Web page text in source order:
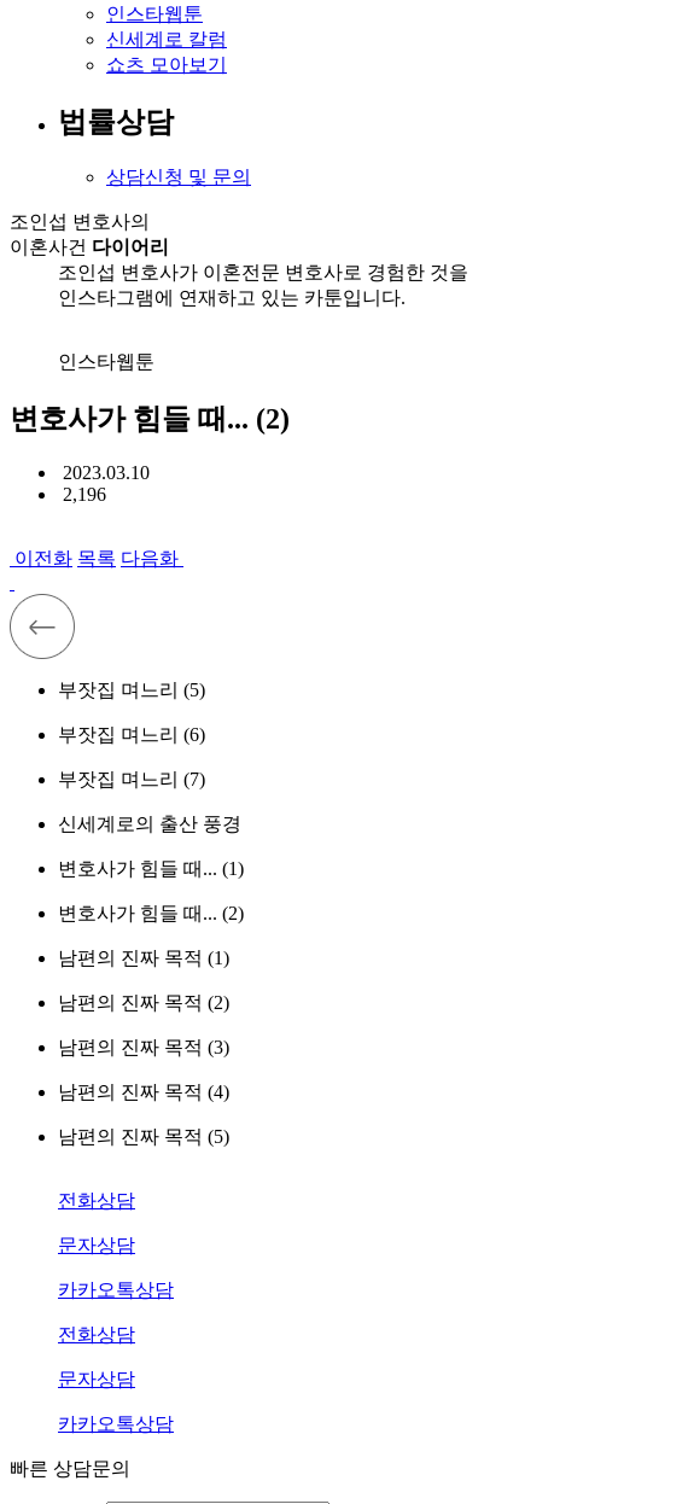
인스타웹툰
신세계로 칼럼
쇼츠 모아보기
법률상담
상담신청 및 문의
조인섭 변호사의
이혼사건 다이어리
조인섭 변호사가 이혼전문 변호사로 경험한 것을
인스타그램에 연재하고 있는 카툰입니다.
인스타웹툰
변호사가 힘들 때... (2)
2023.03.10
2,196
이전화 목록 다음화
부잣집 며느리 (5)
부잣집 며느리 (6)
부잣집 며느리 (7)
신세계로의 출산 풍경
변호사가 힘들 때... (1)
변호사가 힘들 때... (2)
남편의 진짜 목적 (1)
남편의 진짜 목적 (2)
남편의 진짜 목적 (3)
남편의 진짜 목적 (4)
남편의 진짜 목적 (5)
전화상담
문자상담
카카오톡상담
전화상담
문자상담
카카오톡상담
빠른 상담문의